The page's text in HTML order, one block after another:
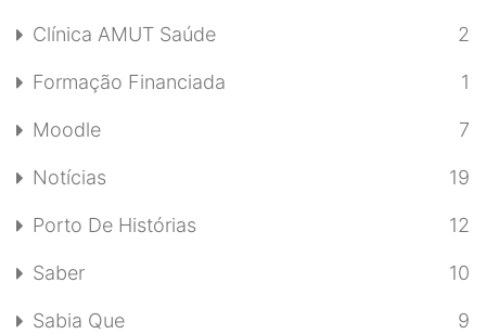
Clínica AMUT Saúde 2
Formação Financiada 1
Moodle 7
Notícias 19
Porto De Histórias 12
Saber 10
Sabia Que 9